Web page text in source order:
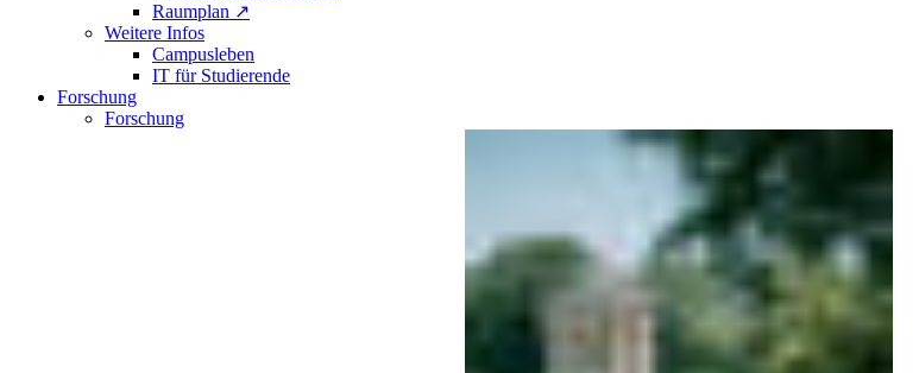
Raumplan ↗
Weitere Infos
Campusleben
IT für Studierende
Forschung
Forschung